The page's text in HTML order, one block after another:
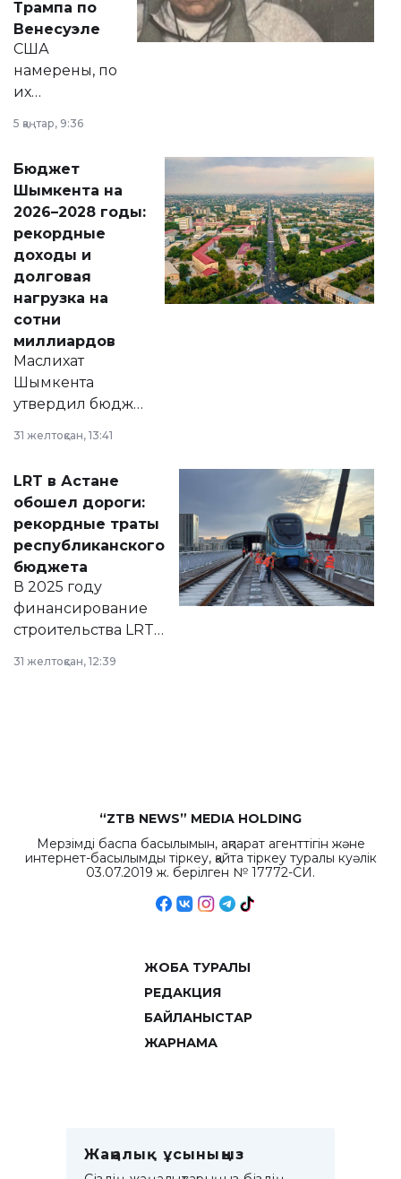
личного здоровья.
Трампа по
Венесуэле
США
намерены, по
их
принести
народу
Венесуэлы.
5 қаңтар, 9:36
Бюджет
Шымкента на
2026–2028 годы:
рекордные
доходы и
долговая
нагрузка на
сотни
миллиардов
Маслихат
Шымкента
утвердил бюджет
2028 годы.
документ
появился в базе
нормативных
правовых актов и
на сайте маслихат
города.
31 желтоқсан, 13:41
LRT в Астане
обошел дороги:
рекордные траты
республиканского
бюджета
В 2025 году
финансирование
строительства LRT
республиканского
31 желтоқсан, 12:39
“ZTB NEWS” MEDIA HOLDING
Мерзімді баспа басылымын, ақпарат агенттігін және
интернет-басылымды тіркеу, қайта тіркеу туралы куәлік
03.07.2019 ж. берілген № 17772-СИ.
ЖОБА ТУРАЛЫ
РЕДАКЦИЯ
БАЙЛАНЫСТАР
ЖАРНАМА
Жаңалық ұсыныңыз